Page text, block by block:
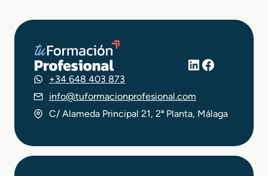
LinkedIn
Facebook
+34 648 403 873
info@tuformacionprofesional.com
C/ Alameda Principal 21, 2ª Planta, Málaga